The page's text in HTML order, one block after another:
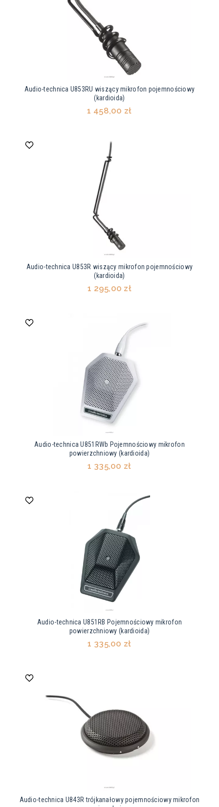
Audio-technica U853RU wiszący mikrofon pojemnościowy
(kardioida)
1 458,00 zł
Audio-technica U853R wiszący mikrofon pojemnościowy
(kardioida)
1 295,00 zł
Audio-technica U851RWb Pojemnościowy mikrofon
powierzchniowy (kardioida)
1 335,00 zł
Audio-technica U851RB Pojemnościowy mikrofon
powierzchniowy (kardioida)
1 335,00 zł
Audio-technica U843R trójkanałowy pojemnościowy mikrofon